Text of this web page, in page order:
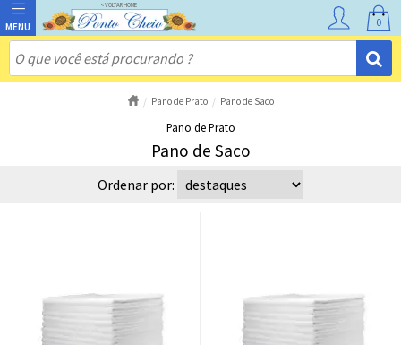
0
Pano de Prato Pano de Saco
Pano de Prato
Pano de Saco
Ordenar por: